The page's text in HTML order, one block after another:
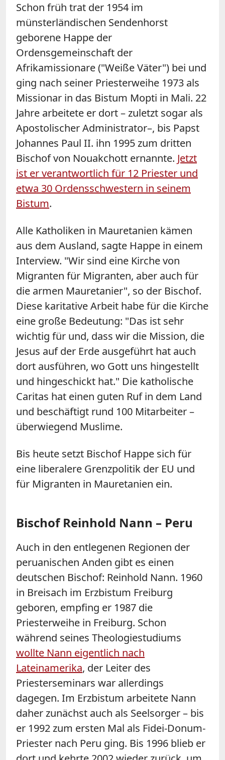
Schon früh trat der 1954 im
münsterländischen Sendenhorst
geborene Happe der
Ordensgemeinschaft der
Afrikamissionare ("Weiße Väter") bei und
ging nach seiner Priesterweihe 1973 als
Missionar in das Bistum Mopti in Mali. 22
Jahre arbeitete er dort – zuletzt sogar als
Apostolischer Administrator–, bis Papst
Johannes Paul II. ihn 1995 zum dritten
Bischof von Nouakchott ernannte. Jetzt
ist er verantwortlich für 12 Priester und
etwa 30 Ordensschwestern in seinem
Bistum.
Alle Katholiken in Mauretanien kämen
aus dem Ausland, sagte Happe in einem
Interview. "Wir sind eine Kirche von
Migranten für Migranten, aber auch für
die armen Mauretanier", so der Bischof.
Diese karitative Arbeit habe für die Kirche
eine große Bedeutung: "Das ist sehr
wichtig für und, dass wir die Mission, die
Jesus auf der Erde ausgeführt hat auch
dort ausführen, wo Gott uns hingestellt
und hingeschickt hat." Die katholische
Caritas hat einen guten Ruf in dem Land
und beschäftigt rund 100 Mitarbeiter –
überwiegend Muslime.
Bis heute setzt Bischof Happe sich für
eine liberalere Grenzpolitik der EU und
für Migranten in Mauretanien ein.
Bischof Reinhold Nann – Peru
Auch in den entlegenen Regionen der
peruanischen Anden gibt es einen
deutschen Bischof: Reinhold Nann. 1960
in Breisach im Erzbistum Freiburg
geboren, empfing er 1987 die
Priesterweihe in Freiburg. Schon
während seines Theologiestudiums
wollte Nann eigentlich nach
Lateinamerika, der Leiter des
Priesterseminars war allerdings
dagegen. Im Erzbistum arbeitete Nann
daher zunächst auch als Seelsorger – bis
er 1992 zum ersten Mal als Fidei-Donum-
Priester nach Peru ging. Bis 1996 blieb er